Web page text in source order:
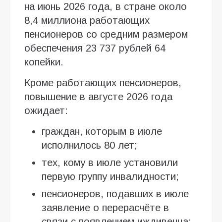
на июнь 2026 года, в стране около
8,4 миллиона работающих
пенсионеров со средним размером
обеспечения 23 737 рублей 64
копейки.
Кроме работающих пенсионеров,
повышение в августе 2026 года
ожидает:
граждан, которым в июле
исполнилось 80 лет;
тех, кому в июле установили
первую группу инвалидности;
пенсионеров, подавших в июле
заявление о перерасчёте в